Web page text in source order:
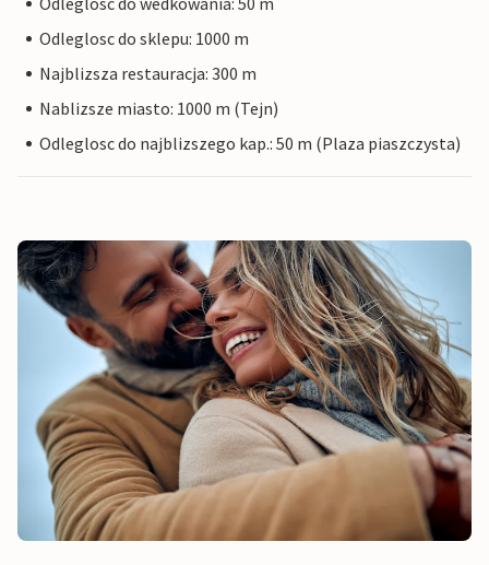
Odleglosc do sklepu: 1000 m
Najblizsza restauracja: 300 m
Nablizsze miasto: 1000 m (Tejn)
Odleglosc do najblizszego kap.: 50 m (Plaza piaszczysta)